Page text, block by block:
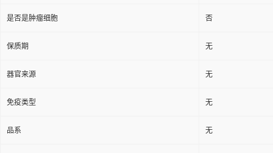
是否是肿瘤细胞 否
保质期 无
器官来源 无
免疫类型 无
品系 无